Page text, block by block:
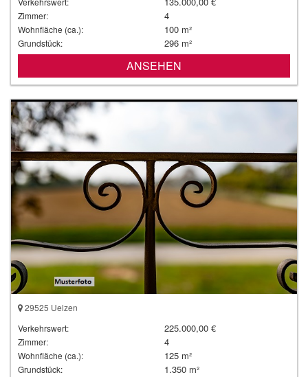
Zimmer: 4
Wohnfläche (ca.): 100 m²
Grundstück: 296 m²
ANSEHEN
29525 Uelzen
Verkehrswert:
225.000,00 €
Zimmer: 4
Wohnfläche (ca.): 125 m²
Grundstück: 1.350 m²